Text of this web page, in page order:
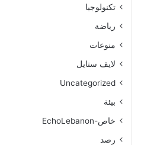
تكنولوجيا
رياضة
منوعات
لايف ستايل
Uncategorized
بيئة
خاص-EchoLebanon
رصد